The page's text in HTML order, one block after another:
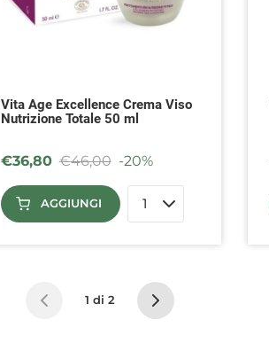
Vita Age Excellence Crema Viso
Nutrizione Totale 50 ml
€36,80 €46,00 -20%
AGGIUNGI
1 di 2